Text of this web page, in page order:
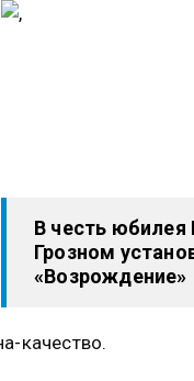
В честь юбилея
Грозном
«Возрождение»
качество.